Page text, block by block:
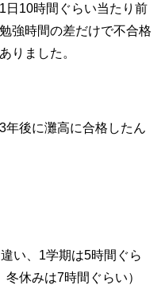
日10時間ぐらい当たり前
強時間の差だけで不合格
りました。
年後に灘高に合格したん
い、1学期は5時間ぐら
休みは7時間ぐらい）